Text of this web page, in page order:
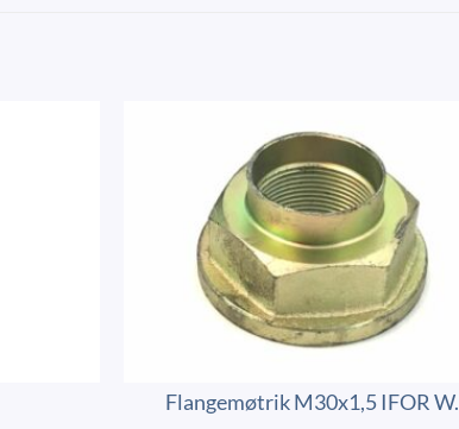
Flangemøtrik M30x1,5 IFOR W.